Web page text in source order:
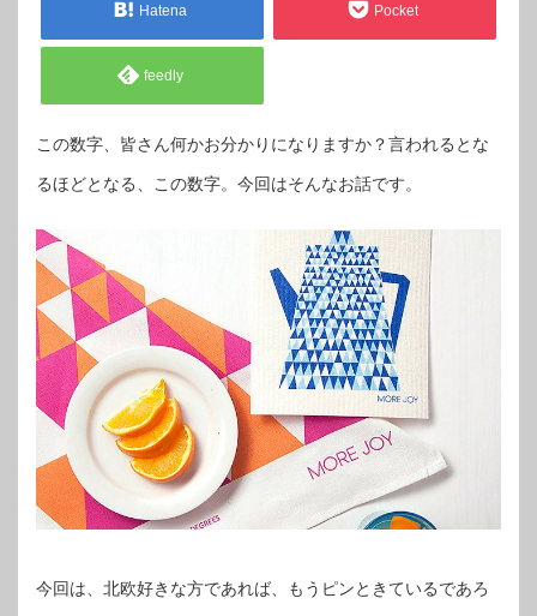
Hatena Pocket
feedly
この数字、皆さん何かお分かりになりますか？言われるとな
るほどとなる、この数字。今回はそんなお話です。
今回は、北欧好きな方であれば、もうピンときているであろ